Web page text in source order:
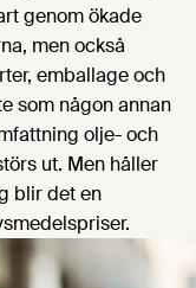
genom ökade
men också
emballage och
som någon annan
olje- och
ut. Men håller
blir det en